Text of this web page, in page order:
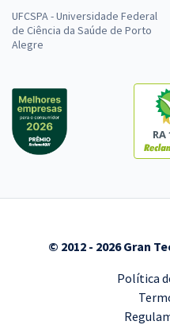
UFCSPA - Universidade Federal
de Ciência da Saúde de Porto
Alegre
RA
© 2012 - 2026 Gran
Política